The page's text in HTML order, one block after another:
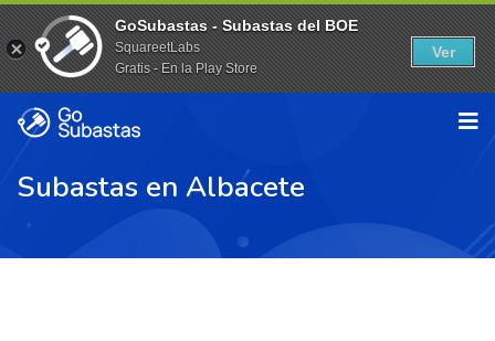
Subastas en Albacete
GoSubastas - Subastas del BOE
SquareetLabs
Gratis - En la Play Store
Ver